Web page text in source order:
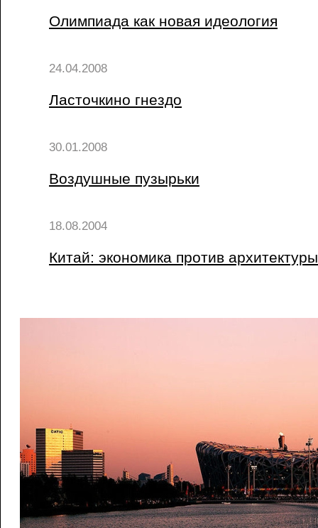
Олимпиада как новая идеология
24.04.2008
Ласточкино гнездо
30.01.2008
Воздушные пузырьки
18.08.2004
Китай: экономика против архитектуры